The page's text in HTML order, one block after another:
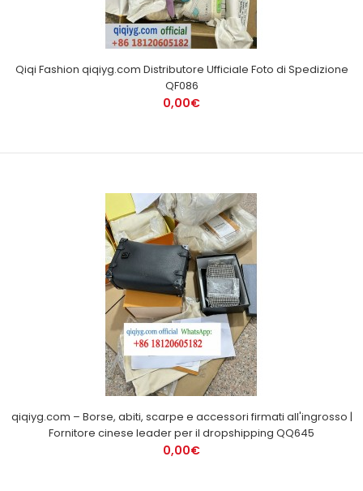
Qiqi Fashion qiqiyg.com Distributore Ufficiale Foto di Spedizione
QF086
0,00€
qiqiyg.com – Borse, abiti, scarpe e accessori firmati all'ingrosso |
Fornitore cinese leader per il dropshipping QQ645
0,00€